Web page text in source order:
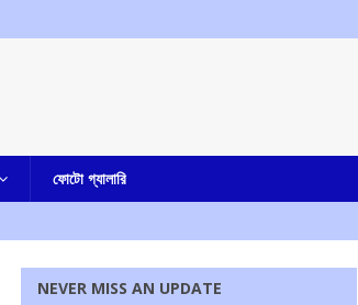
ফোটো গ্যালারি
NEVER MISS AN UPDATE